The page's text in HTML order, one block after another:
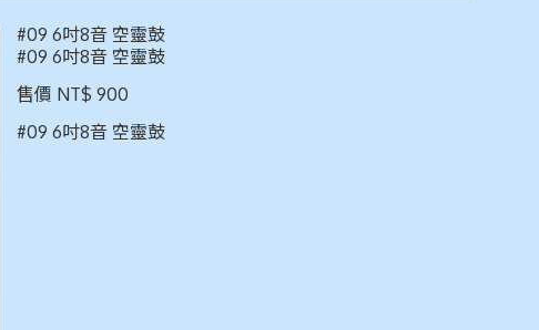
#09 6吋8音 空靈鼓
#09 6吋8音 空靈鼓
售價 NT$ 900
#09 6吋8音 空靈鼓